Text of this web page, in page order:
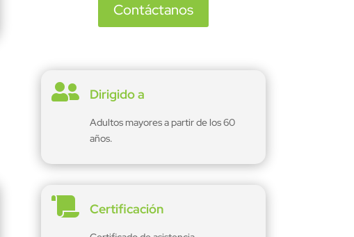
Contáctanos
 Dirigido a
Adultos mayores a partir de los 60
años.
 Certificación